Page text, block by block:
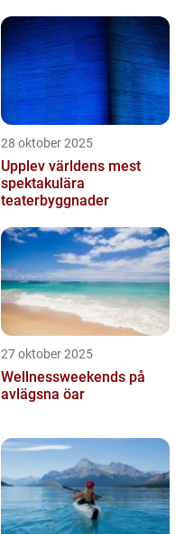
28 oktober 2025
Upplev världens mest
spektakulära
teaterbyggnader
27 oktober 2025
Wellnessweekends på
avlägsna öar